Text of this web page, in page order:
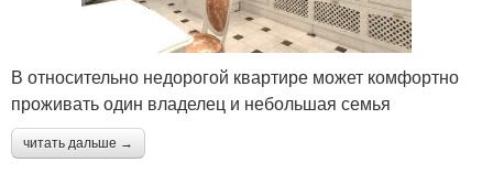
В относительно недорогой квартире может комфортно
проживать один владелец и небольшая семья
читать дальше →